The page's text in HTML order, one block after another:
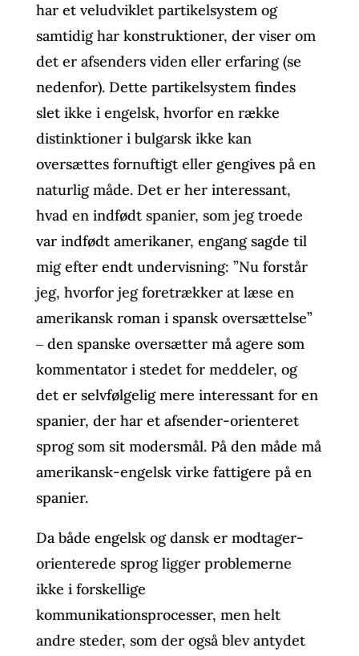
har et veludviklet partikelsystem og
samtidig har konstruktioner, der viser om
det er afsenders viden eller erfaring (se
nedenfor). Dette partikelsystem findes
slet ikke i engelsk, hvorfor en række
distinktioner i bulgarsk ikke kan
oversættes fornuftigt eller gengives på en
naturlig måde. Det er her interessant,
hvad en indfødt spanier, som jeg troede
var indfødt amerikaner, engang sagde til
mig efter endt undervisning: ”Nu forstår
jeg, hvorfor jeg foretrækker at læse en
amerikansk roman i spansk oversættelse”
‒ den spanske oversætter må agere som
kommentator i stedet for meddeler, og
det er selvfølgelig mere interessant for en
spanier, der har et afsender-orienteret
sprog som sit modersmål. På den måde må
amerikansk-engelsk virke fattigere på en
spanier.
Da både engelsk og dansk er modtager-
orienterede sprog ligger problemerne
ikke i forskellige
kommunikationsprocesser, men helt
andre steder, som der også blev antydet